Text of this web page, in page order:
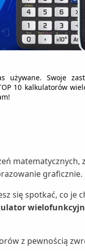
używane. Swoje
10 kalkulatorów
matematycznych,
graficznie.
się spotkać, co je
z pewnością